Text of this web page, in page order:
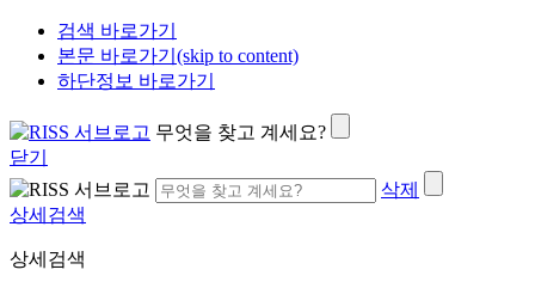
검색 바로가기
본문 바로가기(skip to content)
하단정보 바로가기
무엇을 찾고 계세요?
닫기
삭제
상세검색
상세검색